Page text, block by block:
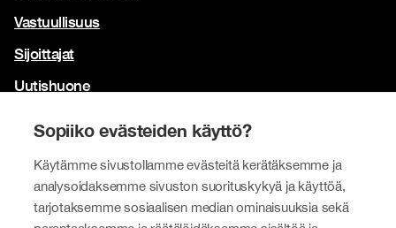
Sopiiko evästeiden käyttö?
Käytämme sivustollamme evästeitä kerätäksemme ja
analysoidaksemme sivuston suorituskykyä ja käyttöä,
tarjotaksemme sosiaalisen median ominaisuuksia sekä
Vastuullisuus
Sijoittajat
Uutishuone
Brändimme
Tokmanni
SPAR Suomi